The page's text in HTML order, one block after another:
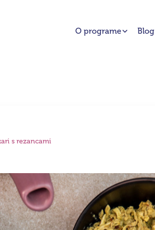
O programe Blog
s rezancami